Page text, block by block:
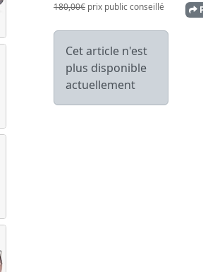
180,00€ prix public conseillé
Cet article n'est
plus disponible
actuellement